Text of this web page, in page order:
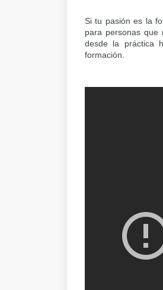
Si tu pasión es la
para personas que
desde la práctica
formación.